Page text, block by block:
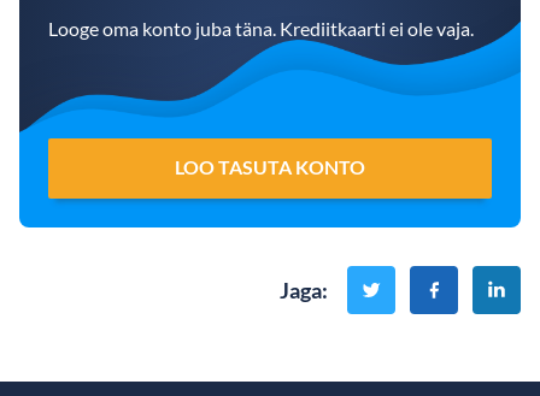
Looge oma konto juba täna. Krediitkaarti ei ole vaja.
LOO TASUTA KONTO
Jaga: